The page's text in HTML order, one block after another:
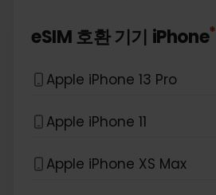
eSIM 호환 기기 iPhone*
Apple iPhone 13 Pro
Apple iPhone 11
Apple iPhone XS Max